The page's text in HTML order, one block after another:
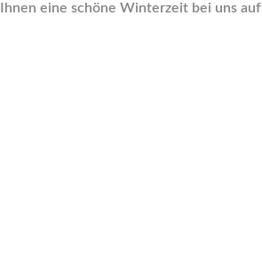
eine schöne Winterzeit bei uns auf